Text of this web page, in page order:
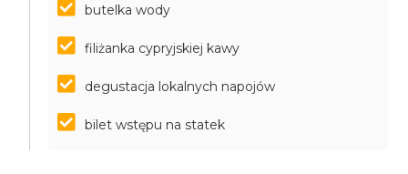
butelka wody
filiżanka cypryjskiej kawy
degustacja lokalnych napojów
bilet wstępu na statek